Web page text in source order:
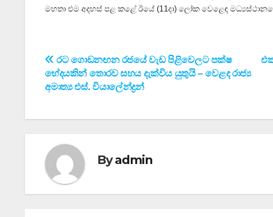
මහතා එම අදහස් පළ කළේ ඊයේ (11දා) ලෝක වෙළෙඳ
Post
navigation
රට ගොඩනඟන රජයේ වැඩ පිළිවෙලට පක්ෂ
භේදයකින් තොරව සහය දැක්විය යුතුයි – වෙළද රාජ්‍ය
අමාත්‍ය එස්. වියාලේන්ද්‍රන්
Byadmin